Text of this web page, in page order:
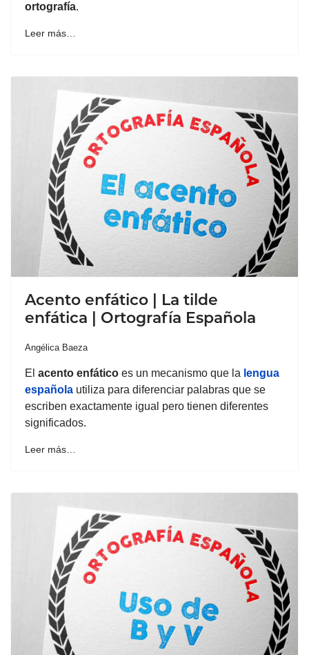
ortografía.
Leer más…
Acento enfático | La tilde
enfática | Ortografía Española
Angélica Baeza
El acento enfático es un mecanismo que la lengua
española utiliza para diferenciar palabras que se
escriben exactamente igual pero tienen diferentes
significados.
Leer más…